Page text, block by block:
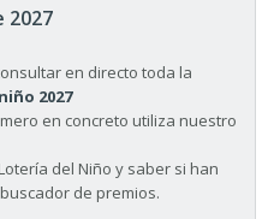
2027
en directo toda la
2027
en concreto utiliza nuestro
del Niño y saber si han
de premios.